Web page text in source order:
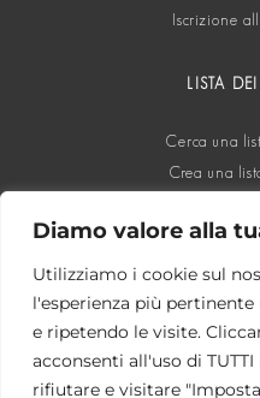
Diamo valore alla
Utilizziamo i cookie sul
l'esperienza più
e ripetendo le visite.
acconsenti all'uso di
rifiutare e visitare
Iscrizione
LISTA
Cerca una
Crea una